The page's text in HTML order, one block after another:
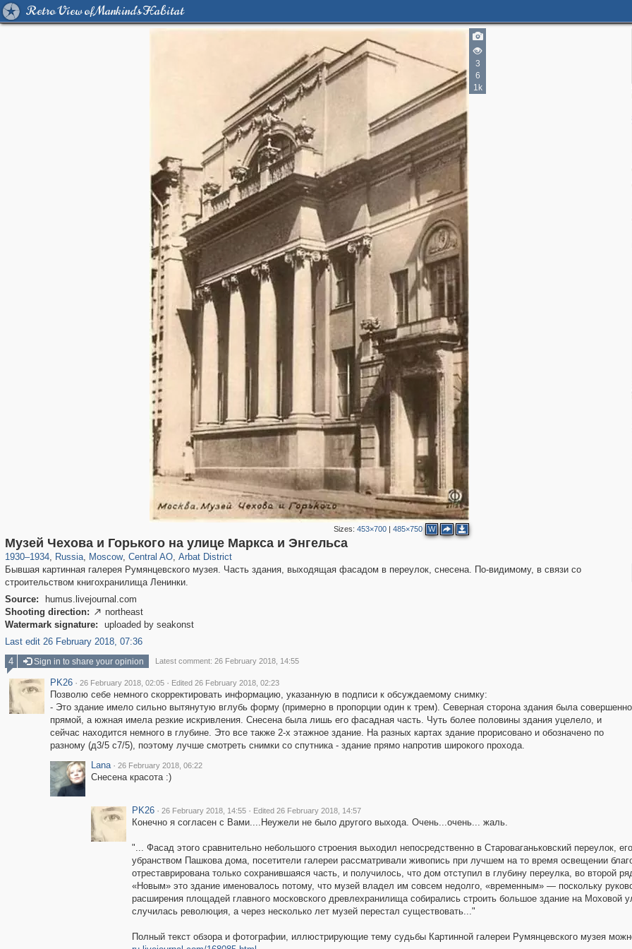
Retro View of Mankind's Habitat
3
6
1k
Sizes:453×700 |485×750 W
Музей Чехова и Горького на улице Маркса и Энгельса
1930–1934, Russia
1,407,198 29,248
, Moscow
319,878 8,286
, Central AO
160,019 5,916
, Arbat District
13,485 356
Бывшая картинная галерея Румянцевского музея. Часть здания, выходящая фасадом в переулок, снесена. По-видимому, в связи со
строительством книгохранилища Ленинки.
Source:
humus.livejournal.com
Shooting direction:  northeast
Watermark signature:
uploaded by seakonst
Last edit 26 February 2018, 07:36
4 Sign in to share your opinion Latest comment: 26 February 2018, 14:55
PK26 · 26 February 2018, 02:05 · Edited 26 February 2018, 02:23
Позволю себе немного скорректировать информацию, указанную в подписи к обсуждаемому снимку:
- Это здание имело сильно вытянутую вглубь форму (примерно в пропорции один к трем). Северная сторона здания была совершенно
прямой, а южная имела резкие искривления. Снесена была лишь его фасадная часть. Чуть более половины здания уцелело, и
сейчас находится немного в глубине. Это все также 2-х этажное здание. На разных картах здание прорисовано и обозначено по
разному (д3/5 с7/5), поэтому лучше смотреть снимки со спутника - здание прямо напротив широкого прохода.
Lana · 26 February 2018, 06:22
Снесена красота :)
PK26 · 26 February 2018, 14:55 · Edited 26 February 2018, 14:57
Конечно я согласен с Вами....Неужели не было другого выхода. Очень...очень... жаль.
"... Фасад этого сравнительно небольшого строения выходил непосредственно в Староваганьковский переулок,
убранством Пашкова дома, посетители галереи рассматривали живопись при лучшем на то время освещении
отреставрирована только сохранившаяся часть, и получилось, что дом отступил в глубину переулка, во второй
«Новым» это здание именовалось потому, что музей владел им совсем недолго, «временным» — поскольку
расширения площадей главного московского древлехранилища собирались строить большое здание на
случилась революция, а через несколько лет музей перестал существовать..."
Полный текст обзора и фотографии, иллюстрирующие тему судьбы Картинной галереи Румянцевского музея